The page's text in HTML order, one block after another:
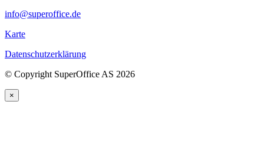
info@superoffice.de
Karte
Datenschutzerklärung
© Copyright SuperOffice AS 2026
×